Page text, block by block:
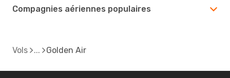
Compagnies aériennes populaires
Vols Golden Air